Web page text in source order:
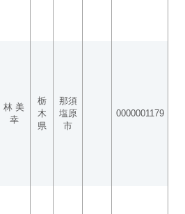
林 美
幸
栃
木
県
那須
塩原
市
0000001179